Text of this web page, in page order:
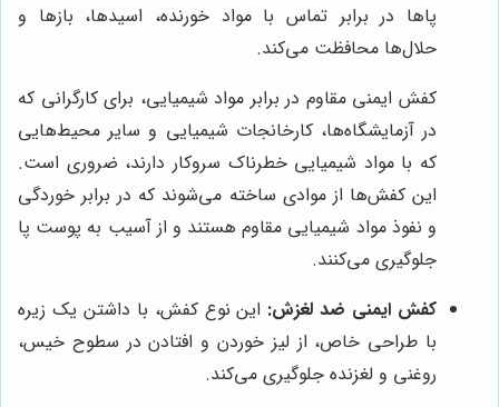
پاها در برابر تماس با مواد خورنده، اسیدها، بازها و
حلال‌ها محافظت می‌کند.
کفش ایمنی مقاوم در برابر مواد شیمیایی، برای کارگرانی که
در آزمایشگاه‌ها، کارخانجات شیمیایی و سایر محیط‌هایی
که با مواد شیمیایی خطرناک سروکار دارند، ضروری است.
این کفش‌ها از موادی ساخته می‌شوند که در برابر خوردگی
و نفوذ مواد شیمیایی مقاوم هستند و از آسیب به پوست پا
جلوگیری می‌کنند.
کفش ایمنی ضد لغزش: این نوع کفش، با داشتن یک زیره
با طراحی خاص، از لیز خوردن و افتادن در سطوح خیس،
روغنی و لغزنده جلوگیری می‌کند.